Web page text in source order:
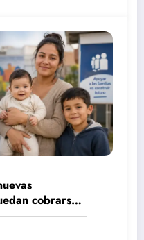
cobrarse
desde